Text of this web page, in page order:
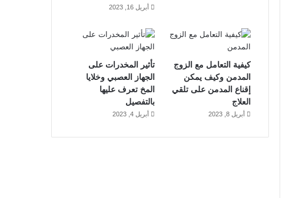
أبريل 16, 2023
كيفية التعامل مع الزوج
المدمن وكيف يمكن
إقناع المدمن على تلقي
العلاج
أبريل 8, 2023
تأثير المخدرات على
الجهاز العصبي وخلايا
المخ تعرف عليها
بالتفصيل
أبريل 4, 2023